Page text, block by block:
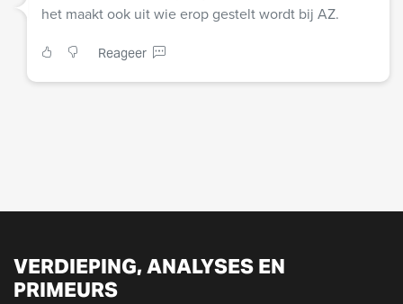
het maakt ook uit wie erop gestelt wordt bij AZ.
Reageer
VERDIEPING, ANALYSES EN
PRIMEURS